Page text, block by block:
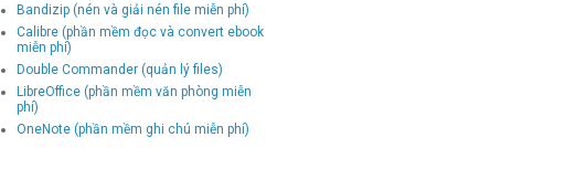
Bandizip (nén và giải nén file miễn phí)
Calibre (phần mềm đọc và convert ebook
miễn phí)
Double Commander (quản lý files)
LibreOffice (phần mềm văn phòng miễn
phí)
OneNote (phần mềm ghi chú miễn phí)